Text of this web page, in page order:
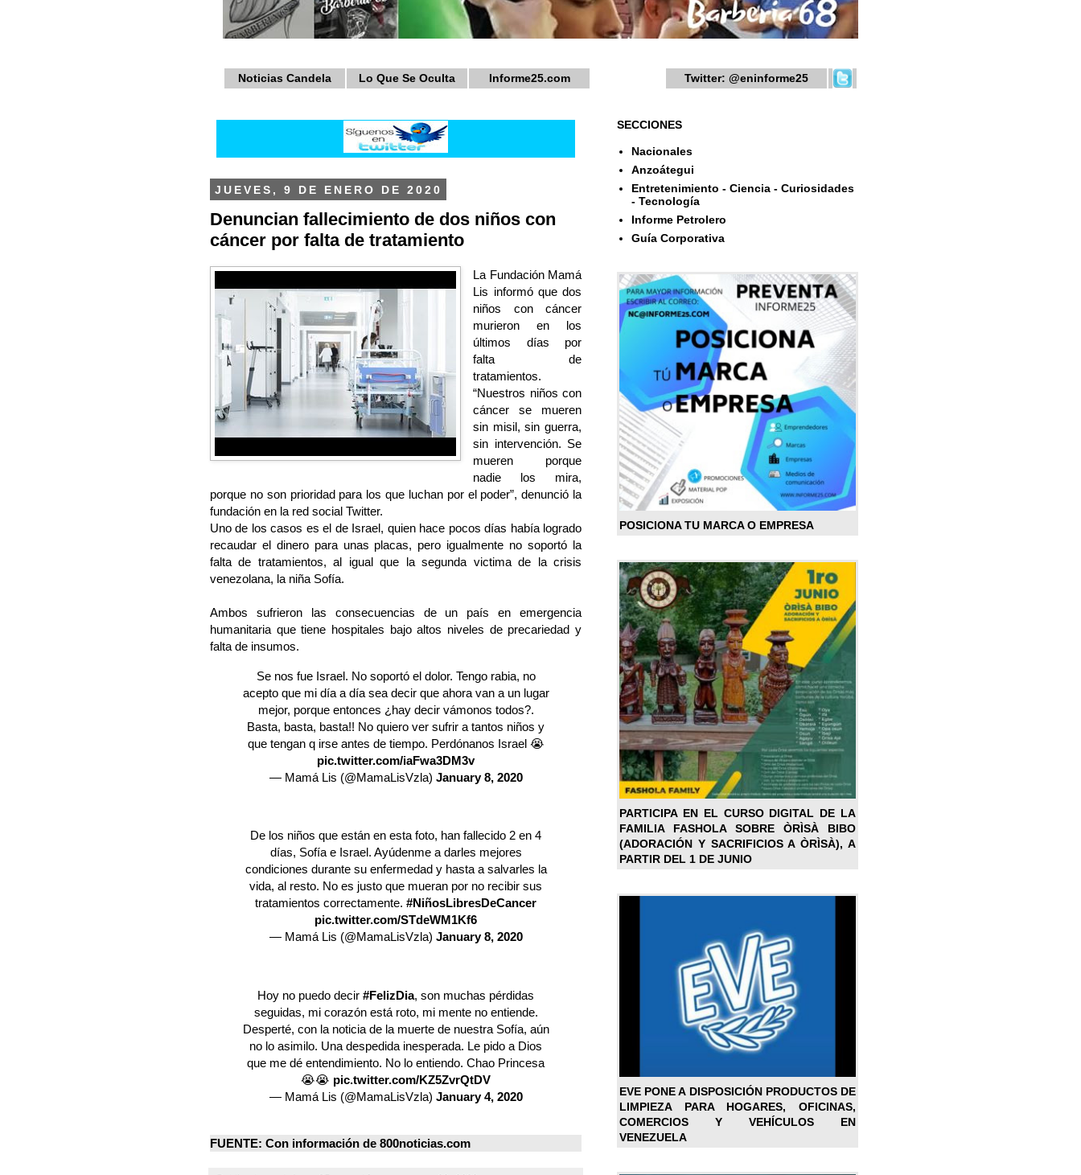
Noticias Candela Lo Que Se Oculta Informe25.com Twitter: @eninforme25
JUEVES, 9 DE ENERO DE 2020
Denuncian fallecimiento de dos niños con
cáncer por falta de tratamiento
La Fundación Mamá
Lis informó que dos
niños con cáncer
murieron en los
últimos días por
falta de
tratamientos.
“Nuestros niños con
cáncer se mueren
sin misil, sin guerra,
sin intervención. Se
mueren porque
nadie los mira,
porque no son prioridad para los que luchan por el poder”, denunció la
fundación en la red social Twitter.
Uno de los casos es el de Israel, quien hace pocos días había logrado
recaudar el dinero para unas placas, pero igualmente no soportó la
falta de tratamientos, al igual que la segunda victima de la crisis
venezolana, la niña Sofía.
Ambos sufrieron las consecuencias de un país en emergencia
humanitaria que tiene hospitales bajo altos niveles de precariedad y
falta de insumos.
Se nos fue Israel. No soportó el dolor. Tengo rabia, no
acepto que mi día a día sea decir que ahora van a un lugar
mejor, porque entonces ¿hay decir vámonos todos?.
Basta, basta, basta!! No quiero ver sufrir a tantos niños y
que tengan q irse antes de tiempo. Perdónanos Israel 😭
pic.twitter.com/iaFwa3DM3v
— Mamá Lis (@MamaLisVzla) January 8, 2020
De los niños que están en esta foto, han fallecido 2 en 4
días, Sofía e Israel. Ayúdenme a darles mejores
condiciones durante su enfermedad y hasta a salvarles la
vida, al resto. No es justo que mueran por no recibir sus
tratamientos correctamente. #NiñosLibresDeCancer
pic.twitter.com/STdeWM1Kf6
— Mamá Lis (@MamaLisVzla) January 8, 2020
Hoy no puedo decir #FelizDia, son muchas pérdidas
seguidas, mi corazón está roto, mi mente no entiende.
Desperté, con la noticia de la muerte de nuestra Sofía, aún
no lo asimilo. Una despedida inesperada. Le pido a Dios
que me dé entendimiento. No lo entiendo. Chao Princesa
😭😭 pic.twitter.com/KZ5ZvrQtDV
— Mamá Lis (@MamaLisVzla) January 4, 2020
FUENTE: Con información de 800noticias.com
SECCIONES
Nacionales
Anzoátegui
Entretenimiento - Ciencia - Curiosidades
- Tecnología
Informe Petrolero
Guía Corporativa
POSICIONA TU MARCA O EMPRESA
PARTICIPA EN EL CURSO DIGITAL DE LA
FAMILIA FASHOLA SOBRE ÒRÌSÀ BIBO
(ADORACIÓN Y SACRIFICIOS A ÒRÌSÀ), A
PARTIR DEL 1 DE JUNIO
EVE PONE A DISPOSICIÓN PRODUCTOS DE
LIMPIEZA PARA HOGARES, OFICINAS,
COMERCIOS Y VEHÍCULOS EN
VENEZUELA